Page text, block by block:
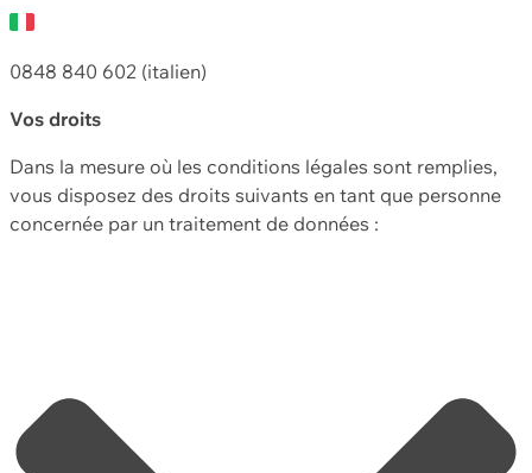
0848 840 602 (italien)
Vos droits
Dans la mesure où les conditions légales sont remplies,
vous disposez des droits suivants en tant que personne
concernée par un traitement de données :